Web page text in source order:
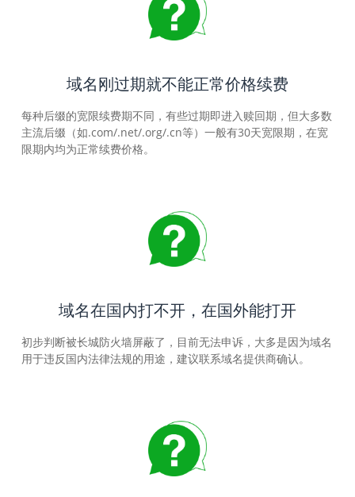
域名刚过期就不能正常价格续费
每种后缀的宽限续费期不同，有些过期即进入赎回期，但大多数
主流后缀（如.com/.net/.org/.cn等）一般有30天宽限期，在宽
限期内均为正常续费价格。
域名在国内打不开，在国外能打开
初步判断被长城防火墙屏蔽了，目前无法申诉，大多是因为域名
用于违反国内法律法规的用途，建议联系域名提供商确认。